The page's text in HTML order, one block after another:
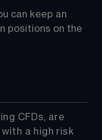
can keep an
positions on the
CFDs, are
a high risk